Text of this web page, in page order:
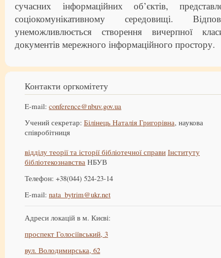
сучасних інформаційних об’єктів,
соціокомунікативному середовищі.
унеможливлюється створення вичерпної
документів мережного інформаційного простору.
Контакти оргкомітету
E-mail: conference@nbuv.gov.ua
Учений секретар: Білінець Наталія Григорівна, наукова
співробітниця
відділу теорії та історії бібліотечної справи Інституту
бібліотекознавства НБУВ
Телефон: +38(044) 524-23-14
E-mail: nata_bytrim@ukr.net
Адреси локацій в м. Києві:
проспект Голосіївський, 3
вул. Володимирська, 62